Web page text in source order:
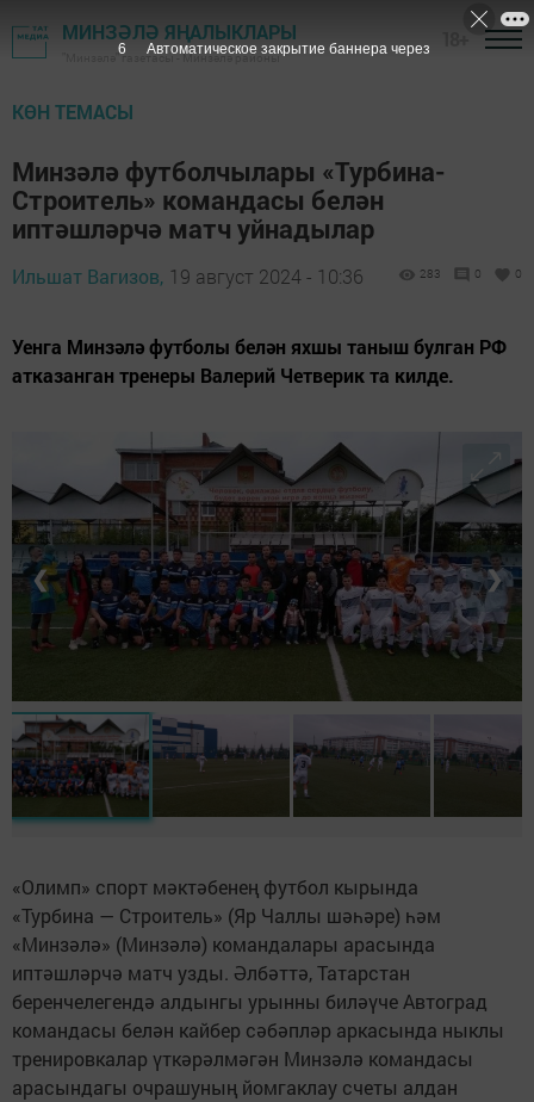
МИНЗӘЛӘ ЯҢАЛЫКЛАРЫ
"Минзәлә" газетасы - Минзәлә районы
КӨН ТЕМАСЫ
Минзәлә футболчылары «Турбина-
Строитель» командасы белән
иптәшләрчә матч уйнадылар
Ильшат Вагизов, 19 август 2024 - 10:36 283 0 0
Уенга Минзәлә футболы белән яхшы таныш булган РФ
атказанган тренеры Валерий Четверик та килде.
❮ ❯
«Олимп» спорт мәктәбенең футбол кырында
«Турбина — Строитель» (Яр Чаллы шәһәре) һәм
«Минзәлә» (Минзәлә) командалары арасында
иптәшләрчә матч узды. Әлбәттә, Татарстан
беренчелегендә алдынгы урынны биләүче Автоград
командасы белән кайбер сәбәпләр аркасында ныклы
тренировкалар үткәрәлмәгән Минзәлә командасы
арасындагы очрашуның йомгаклау счеты алдан
4 Автоматическое закрытие баннера через